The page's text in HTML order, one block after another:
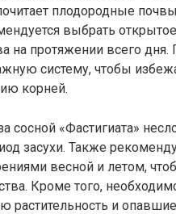
плодородные
выбрать
на протяжении всего
систему, чтобы
корней.
сосной «Фастигиата»
засухи. Также
весной и летом,
Кроме того,
растительность и